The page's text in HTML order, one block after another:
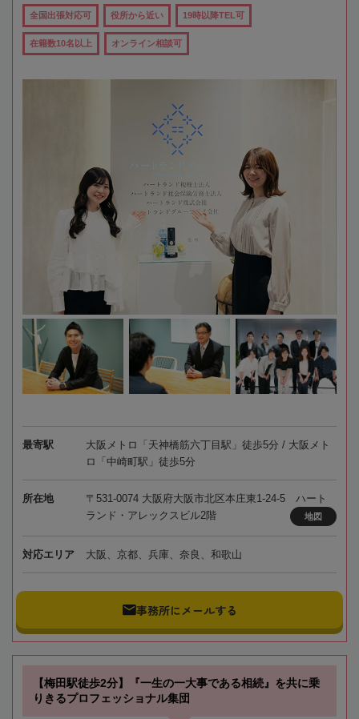
全国出張対応可 役所から近い 19時以降TEL可
在籍数10名以上 オンライン相談可
最寄駅
大阪メトロ「天神橋筋六丁目駅」徒歩5分 / 大阪メト
ロ「中崎町駅」徒歩5分
所在地
〒531-0074 大阪府大阪市北区本庄東1-24-5 ハート
ランド・アレックスビル2階
地図
対応エリア 大阪、京都、兵庫、奈良、和歌山
事務所にメールする
【梅田駅徒歩2分】『一生の一大事である相続』を共に乗
りきるプロフェッショナル集団